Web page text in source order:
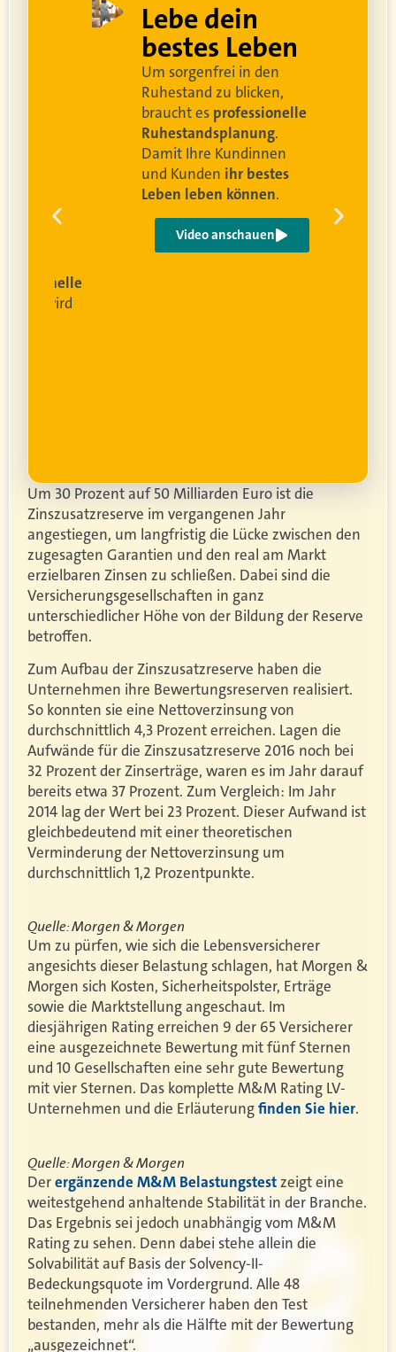
wird
Lebe dein
bestes Leben
Um sorgenfrei in den
Ruhestand zu blicken,
braucht es professionelle
Ruhestandsplanung.
Damit Ihre Kundinnen
und Kunden ihr bestes
Leben leben können.
Video anschauen
Um 30 Prozent auf 50 Milliarden Euro ist die
Zinszusatzreserve im vergangenen Jahr
angestiegen, um langfristig die Lücke zwischen den
zugesagten Garantien und den real am Markt
erzielbaren Zinsen zu schließen. Dabei sind die
Versicherungsgesellschaften in ganz
unterschiedlicher Höhe von der Bildung der Reserve
betroffen.
Zum Aufbau der Zinszusatzreserve haben die
Unternehmen ihre Bewertungsreserven realisiert.
So konnten sie eine Nettoverzinsung von
durchschnittlich 4,3 Prozent erreichen. Lagen die
Aufwände für die Zinszusatzreserve 2016 noch bei
32 Prozent der Zinserträge, waren es im Jahr darauf
bereits etwa 37 Prozent. Zum Vergleich: Im Jahr
2014 lag der Wert bei 23 Prozent. Dieser Aufwand ist
gleichbedeutend mit einer theoretischen
Verminderung der Nettoverzinsung um
durchschnittlich 1,2 Prozentpunkte.
Quelle: Morgen & Morgen
Um zu pürfen, wie sich die Lebensversicherer
angesichts dieser Belastung schlagen, hat Morgen &
Morgen sich Kosten, Sicherheitspolster, Erträge
sowie die Marktstellung angeschaut. Im
diesjährigen Rating erreichen 9 der 65 Versicherer
eine ausgezeichnete Bewertung mit fünf Sternen
und 10 Gesellschaften eine sehr gute Bewertung
mit vier Sternen. Das komplette M&M Rating LV-
Unternehmen und die Erläuterungfinden Sie hier.
Quelle: Morgen & Morgen
Derergänzende M&M Belastungstestzeigt eine
weitestgehend anhaltende Stabilität in der Branche.
Das Ergebnis sei jedoch unabhängig vom M&M
Rating zu sehen. Denn dabei stehe allein die
Solvabilität auf Basis der Solvency-II-
Bedeckungsquote im Vordergrund. Alle 48
teilnehmenden Versicherer haben den Test
bestanden, mehr als die Hälfte mit der Bewertung
„ausgezeichnet“.